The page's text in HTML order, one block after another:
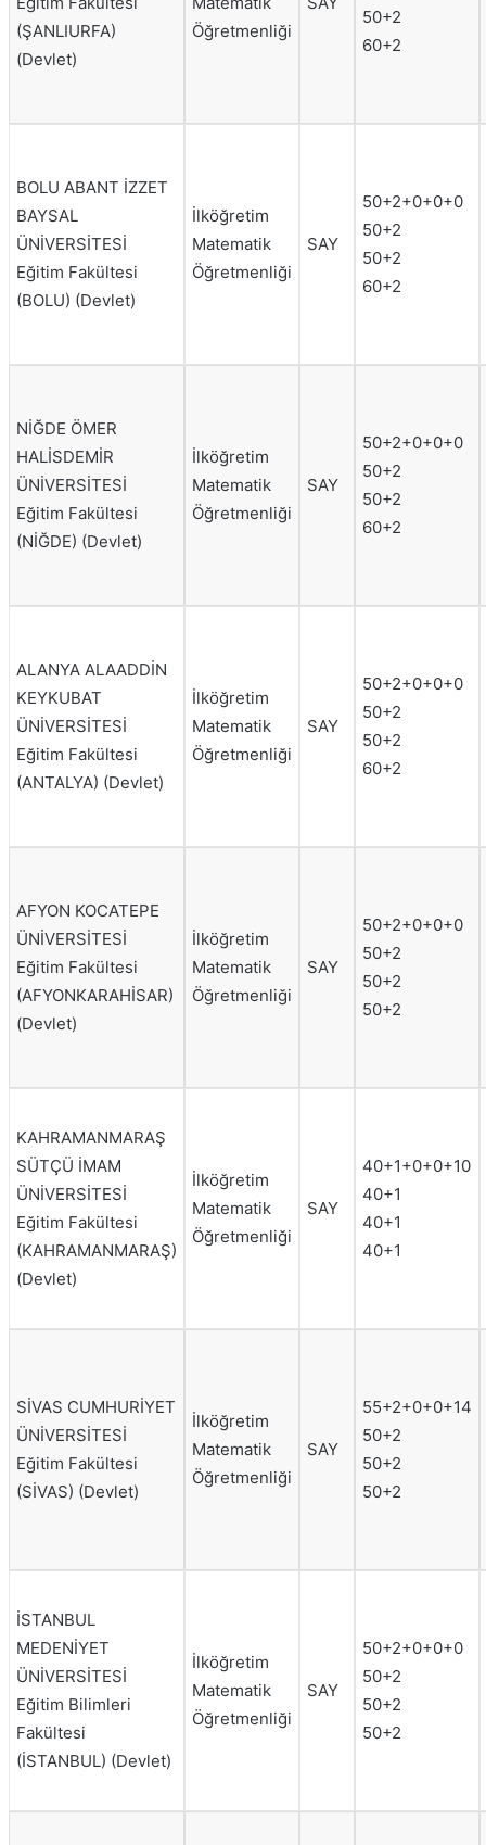
(ŞANLIURFA)
(Devlet)
Öğretmenliği
50+2
60+2
BOLU ABANT İZZET
BAYSAL
ÜNİVERSİTESİ
Eğitim Fakültesi
(BOLU) (Devlet)
İlköğretim
Matematik
Öğretmenliği
SAY
50+2+0+0+0
50+2
50+2
60+2
NİĞDE ÖMER
HALİSDEMİR
ÜNİVERSİTESİ
Eğitim Fakültesi
(NİĞDE) (Devlet)
İlköğretim
Matematik
Öğretmenliği
SAY
50+2+0+0+0
50+2
50+2
60+2
ALANYA ALAADDİN
KEYKUBAT
ÜNİVERSİTESİ
Eğitim Fakültesi
(ANTALYA) (Devlet)
İlköğretim
Matematik
Öğretmenliği
SAY
50+2+0+0+0
50+2
50+2
60+2
AFYON KOCATEPE
ÜNİVERSİTESİ
Eğitim Fakültesi
(AFYONKARAHİSAR)
(Devlet)
İlköğretim
Matematik
Öğretmenliği
SAY
50+2+0+0+0
50+2
50+2
50+2
KAHRAMANMARAŞ
SÜTÇÜ İMAM
ÜNİVERSİTESİ
Eğitim Fakültesi
(KAHRAMANMARAŞ)
(Devlet)
İlköğretim
Matematik
Öğretmenliği
SAY
40+1+0+0+10
40+1
40+1
40+1
SİVAS CUMHURİYET
ÜNİVERSİTESİ
Eğitim Fakültesi
(SİVAS) (Devlet)
İlköğretim
Matematik
Öğretmenliği
SAY
55+2+0+0+14
50+2
50+2
50+2
İSTANBUL
MEDENİYET
ÜNİVERSİTESİ
Eğitim Bilimleri
Fakültesi
(İSTANBUL) (Devlet)
İlköğretim
Matematik
Öğretmenliği
SAY
50+2+0+0+0
50+2
50+2
50+2